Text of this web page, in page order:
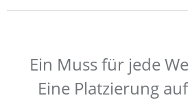
Ein Muss für jede
Eine Platzierung